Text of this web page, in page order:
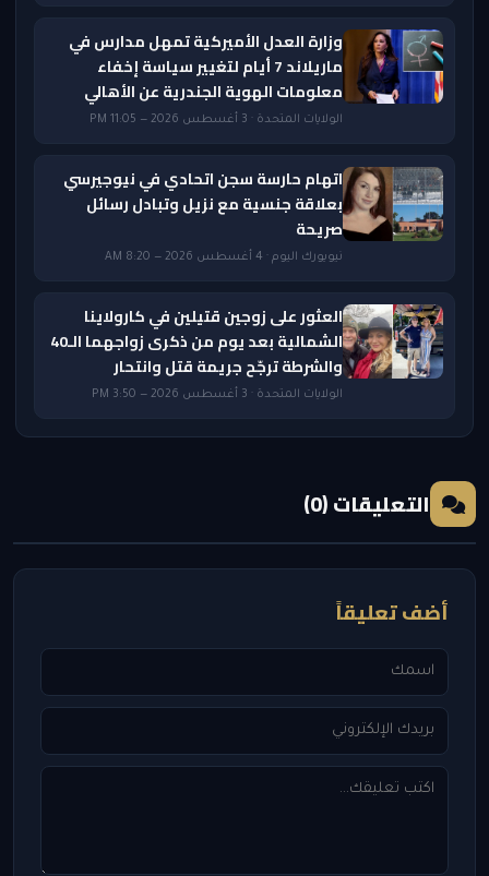
وزارة العدل الأميركية تمهل مدارس في
ماريلاند 7 أيام لتغيير سياسة إخفاء
معلومات الهوية الجندرية عن الأهالي
الولايات المتحدة · 3 أغسطس 2026 — 11:05 PM
اتهام حارسة سجن اتحادي في نيوجيرسي
بعلاقة جنسية مع نزيل وتبادل رسائل
صريحة
نيويورك اليوم · 4 أغسطس 2026 — 8:20 AM
العثور على زوجين قتيلين في كارولاينا
الشمالية بعد يوم من ذكرى زواجهما الـ40
والشرطة ترجّح جريمة قتل وانتحار
الولايات المتحدة · 3 أغسطس 2026 — 3:50 PM
التعليقات (0)
أضف تعليقاً